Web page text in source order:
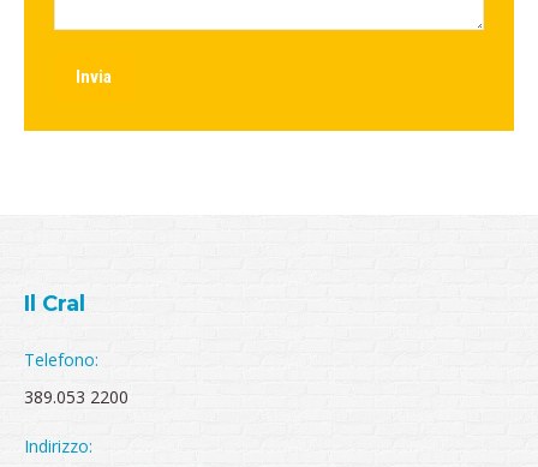
Invia
Il Cral
Telefono:
389.053 2200
Indirizzo: